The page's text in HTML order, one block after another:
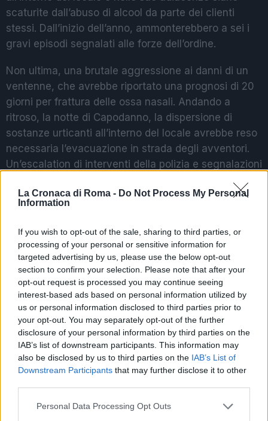
La Cronaca di Roma - Do Not Process My Personal
Information
If you wish to opt-out of the sale, sharing to third parties, or
processing of your personal or sensitive information for
targeted advertising by us, please use the below opt-out
section to confirm your selection. Please note that after your
opt-out request is processed you may continue seeing
interest-based ads based on personal information utilized by
us or personal information disclosed to third parties prior to
your opt-out. You may separately opt-out of the further
disclosure of your personal information by third parties on the
IAB’s list of downstream participants. This information may
also be disclosed by us to third parties on the IAB’s List of
Downstream Participants that may further disclose it to other
Please note that this website/app uses one or more Google
Personal Data Processing Opt Outs
scaturite dall’abuso di alcool da parte dei clienti
stessi. Dall’inizio dell’anno, ammonterebbero a sei i
gravi episodi segnalati alle forze dell’ordine.
Non ultima, una brutale aggressione ai danni di un
ventenne, che avrebbe riportato una prognosi di 20
giorni per frattura delle ossa nasali. Andando a
ritroso, la notte di Capodanno, la dispersione di
sostanze urticanti all’interno del locale avrebbe reso
necessaria l’evacuazione in strada degli avventori.
Un’escalation di interventi della polizia e segnalazioni
pervenute alla sala operativa della questura per fatti
violenti in cui sarebbero stati coinvolti frequentatori
un ulteriore provvedimento di sospensione della
licenza nei confronti del titolare. Da oggi, lo storico
luogo di ritrovo della movida romana resterà chiuso
per i prossimi 15 giorni.
POTREBBE INTERESSARTI
Christmas World a Roma, la
Capitale ospiterà il villaggio
natalizio più grande d’Europa
4 anni fa
l’autovelox. Multe per chi supera